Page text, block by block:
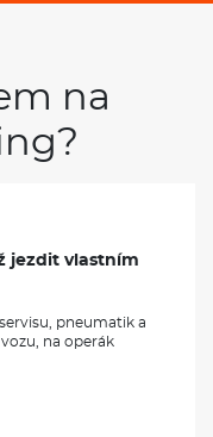
na
jezdit vlastním
pneumatik a
na operák